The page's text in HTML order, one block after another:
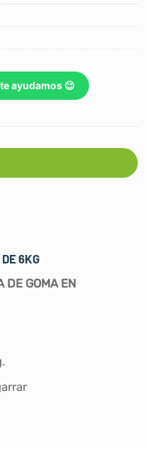
ayudamos 😉
6KG
DE GOMA EN